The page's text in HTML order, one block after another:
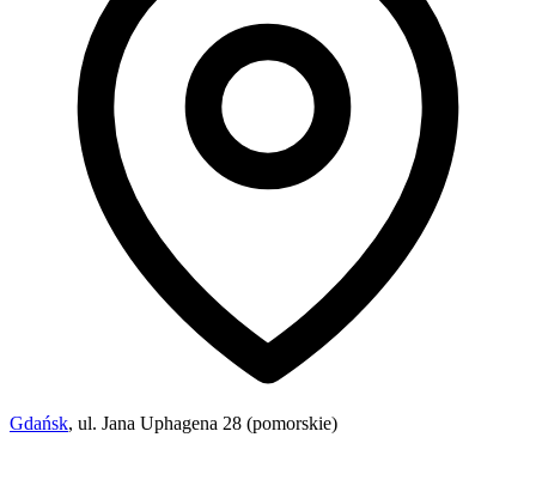
Gdańsk, ul. Jana Uphagena 28 (pomorskie)